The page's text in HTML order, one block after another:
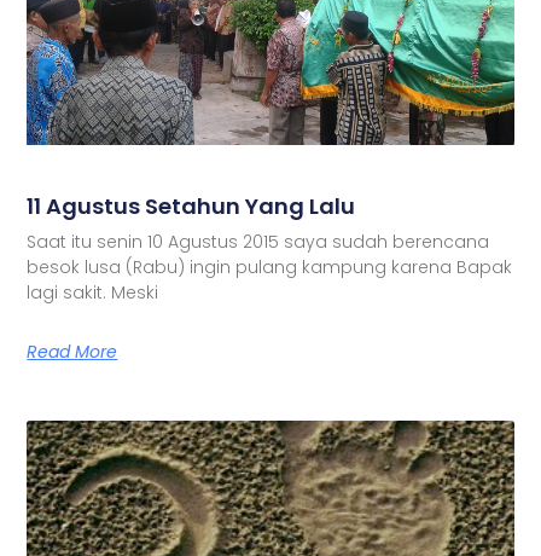
11 Agustus Setahun Yang Lalu
Saat itu senin 10 Agustus 2015 saya sudah berencana
besok lusa (Rabu) ingin pulang kampung karena Bapak
lagi sakit. Meski
Read More